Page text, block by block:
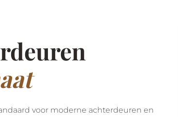
voor moderne achterdeuren en